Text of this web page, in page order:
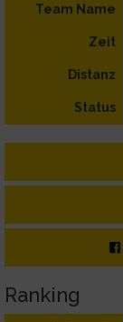
Team Name
Zeit
Distanz
Status
Ranking